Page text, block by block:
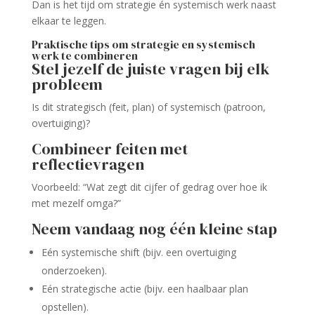
Dan is het tijd om strategie én systemisch werk naast
elkaar te leggen.
Praktische tips om strategie en systemisch
werk te combineren
Stel jezelf de juiste vragen bij elk
probleem
Is dit strategisch (feit, plan) of systemisch (patroon,
overtuiging)?
Combineer feiten met
reflectievragen
Voorbeeld: “Wat zegt dit cijfer of gedrag over hoe ik
met mezelf omga?”
Neem vandaag nog één kleine stap
Eén systemische shift (bijv. een overtuiging
onderzoeken).
Eén strategische actie (bijv. een haalbaar plan
opstellen).